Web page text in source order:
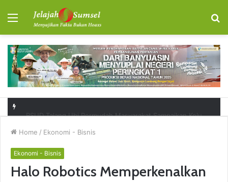
Menu
Home / Ekonomi - Bisnis
Ekonomi - Bisnis
Halo Robotics Memperkenalkan